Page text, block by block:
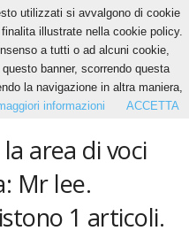
area di voci
Mr lee.
1 articoli.
utilizzati si avvalgono di cookie
illustrate nella cookie policy.
a tutti o ad alcuni cookie,
banner, scorrendo questa
la navigazione in altra maniera,
informazioni ACCETTA